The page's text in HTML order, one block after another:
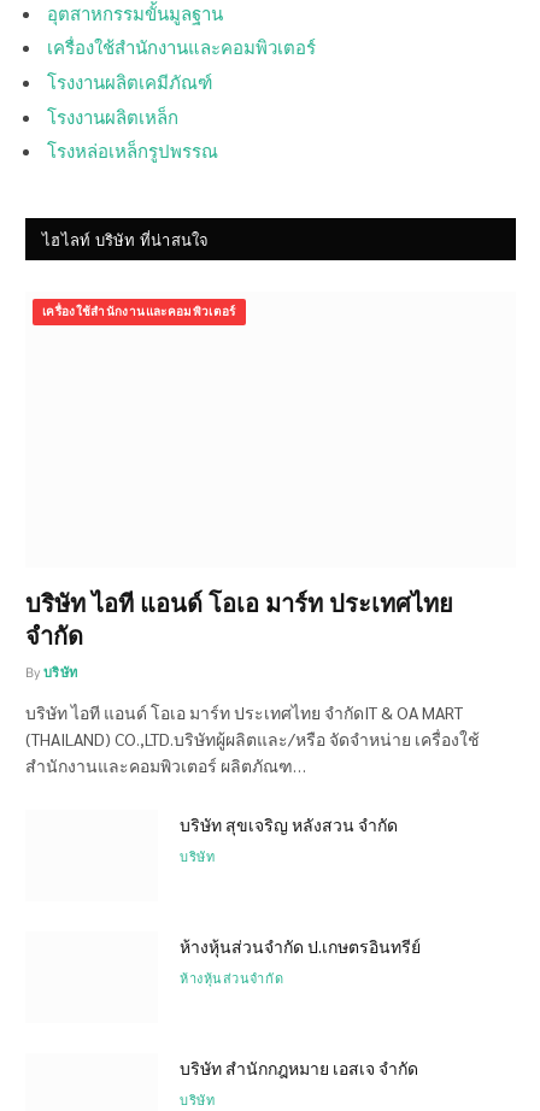
อุตสาหกรรมขั้นมูลฐาน
เครื่องใช้สำนักงานและคอมพิวเตอร์
โรงงานผลิตเคมีภัณฑ์
โรงงานผลิตเหล็ก
โรงหล่อเหล็กรูปพรรณ
ไฮไลท์ บริษัท ที่น่าสนใจ
เครื่องใช้สำนักงานและคอมพิวเตอร์
บริษัท ไอที แอนด์ โอเอ มาร์ท ประเทศไทย
จำกัด
By บริษัท
บริษัท ไอที แอนด์ โอเอ มาร์ท ประเทศไทย จำกัดIT & OA MART
(THAILAND) CO.,LTD.บริษัทผู้ผลิตและ/หรือ จัดจำหน่าย เครื่องใช้
สำนักงานและคอมพิวเตอร์ ผลิตภัณฑ…
บริษัท สุขเจริญ หลังสวน จำกัด
บริษัท
ห้างหุ้นส่วนจำกัด ป.เกษตรอินทรีย์
ห้างหุ้นส่วนจำกัด
บริษัท สำนักกฎหมาย เอสเจ จำกัด
บริษัท